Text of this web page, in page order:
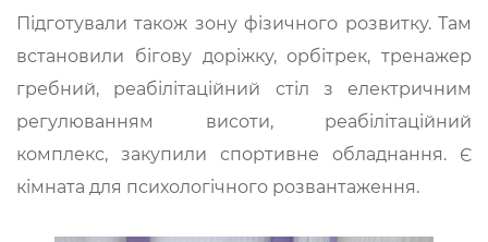
Підготували також зону фізичного розвитку. Там
встановили бігову доріжку, орбітрек, тренажер
гребний, реабілітаційний стіл з електричним
регулюванням висоти, реабілітаційний
комплекс, закупили спортивне обладнання. Є
кімната для психологічного розвантаження.